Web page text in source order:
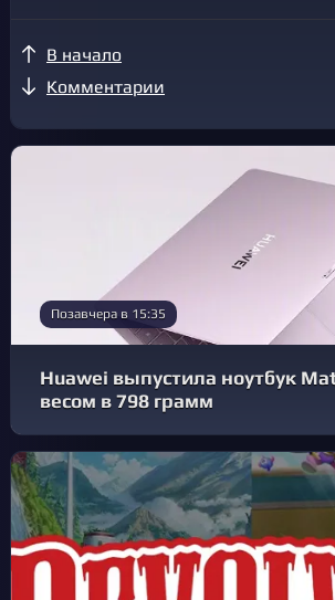
В начало
Комментарии
Позавчера в 15:35
Huawei выпустила ноутбук
весом в 798 грамм